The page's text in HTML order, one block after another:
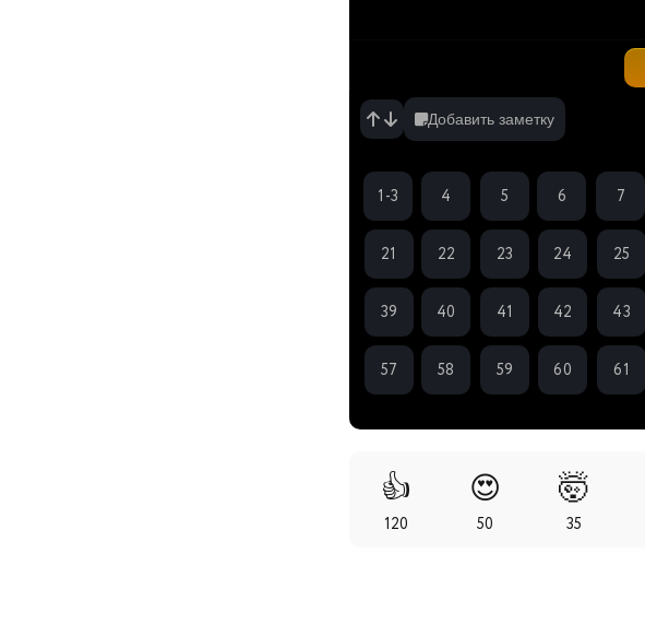
Добавить заметку
1-3 4 5 6 7
21 22 23 24 25
39 40 41 42 43
57 58 59 60 61
👍
120
😍
50
🤯
35